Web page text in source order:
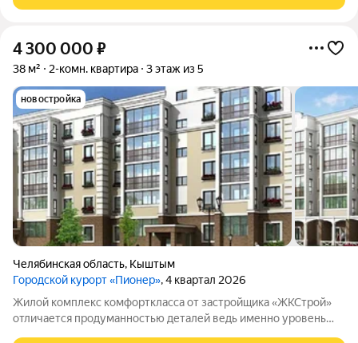
4 300 000 ₽
38 м² 2-комн. квартира 3 этаж из 5
новостройка
Челябинская область, Кыштым
Городской курорт «Пионер», 4 квартал 2026
Жилой комплекс комфорткласса от застройщика «ЖКСтрой»
отличается продуманностью деталей ведь именно уровень